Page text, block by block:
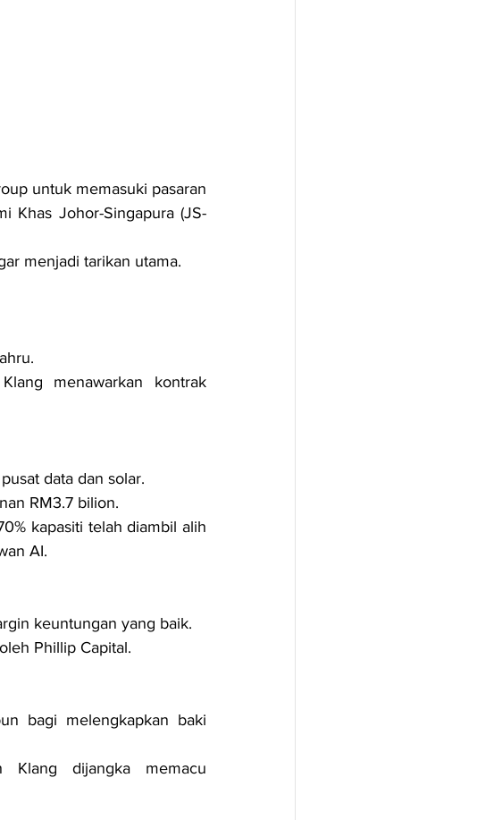
untuk memasuki pasaran
Khas Johor-Singapura (JS-
menjadi tarikan utama.
menawarkan kontrak
data dan solar.
RM3.7 bilion.
kapasiti telah diambil alih
AI.
keuntungan yang baik.
Phillip Capital.
bagi melengkapkan baki
dijangka memacu